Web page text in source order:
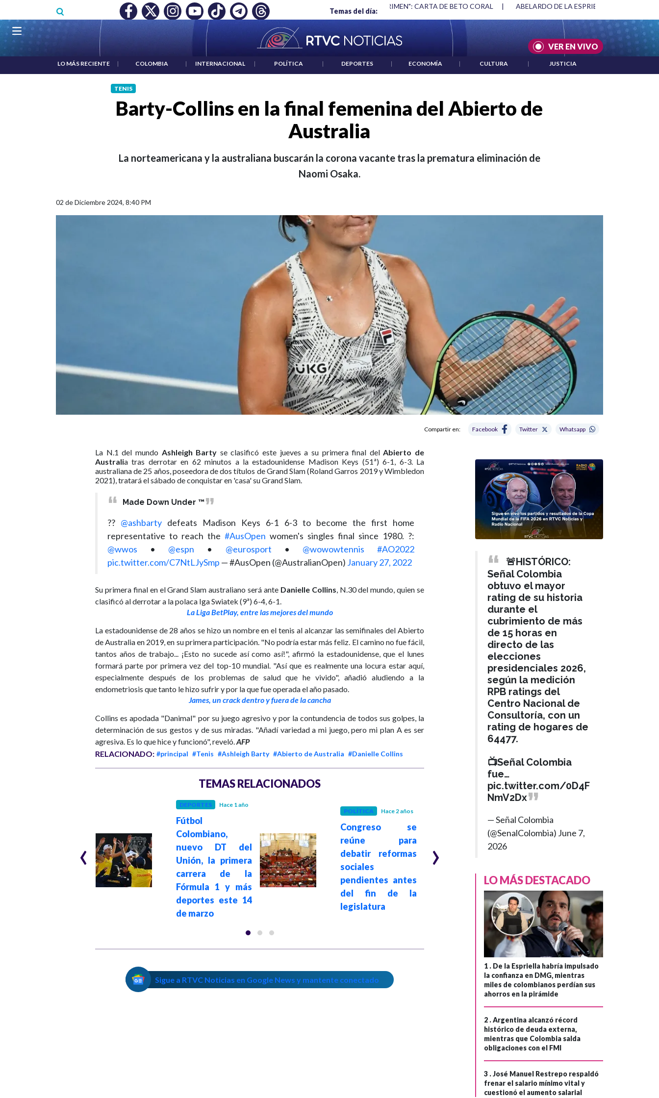
Temas del día:
RECONOCIMIENTO A RTVC SALARIO MÍNIMO NO DESTRUYÓ EMPLEO: JP MORGAN "HABLAR NO ES UN CRIMEN": CARTA DE BETO CORAL | ABELARDO DE LA ESPRIELLA Y DMG
VER EN VIVO
Navegación principal
LO MÁS RECIENTE | COLOMBIA | INTERNACIONAL | POLÍTICA | DEPORTES | ECONOMÍA | CULTURA | JUSTICIA
TENIS
Barty-Collins en la final femenina del Abierto de
Australia
La norteamericana y la australiana buscarán la corona vacante tras la prematura eliminación de
Naomi Osaka.
02 de Diciembre 2024, 8:40 PM
Compartir en: Facebook Twitter Whatsapp
La N.1 del mundo Ashleigh Barty se clasificó este jueves a su primera final delAbierto de
Australia tras derrotar en 62 minutos a la estadounidense Madison Keys (51ª) 6-1, 6-3. La
australiana de 25 años, poseedora de dos títulos de Grand Slam (Roland Garros 2019 y Wimbledon
2021), tratará el sábado de conquistar en 'casa' su Grand Slam.
Made Down Under ™️
?? @ashbarty defeats Madison Keys 6-1 6-3 to become the first home
representative to reach the #AusOpen women's singles final since 1980. ?:
@wwos • @espn • @eurosport • @wowowtennis
#AO2022
pic.twitter.com/C7NtLJySmp — #AusOpen (@AustralianOpen) January 27, 2022
Su primera final en el Grand Slam australiano será ante Danielle Collins , N.30 del mundo, quien se
clasificó al derrotar a la polaca Iga Swiatek (9ª) 6-4, 6-1.
La Liga BetPlay, entre las mejores del mundo
La estadounidense de 28 años se hizo un nombre en el tenis al alcanzar las semifinales del Abierto
de Australia en 2019, en su primera participación. "No podría estar más feliz. El camino no fue fácil,
tantos años de trabajo... ¡Esto no sucede así como así!", afirmó la estadounidense, que el lunes
formará parte por primera vez del top-10 mundial. "Así que es realmente una locura estar aquí,
especialmente después de los problemas de salud que he vivido", añadió aludiendo a la
endometriosis que tanto le hizo sufrir y por la que fue operada el año pasado.
James, un crack dentro y fuera de la cancha
Collins es apodada "Danimal" por su juego agresivo y por la contundencia de todos sus golpes, la
determinación de sus gestos y de sus miradas. "Añadí variedad a mi juego, pero mi plan A es ser
agresiva. Es lo que hice y funcionó", reveló. AFP
RELACIONADO: #principal #Tenis #Ashleigh Barty #Abierto de Australia #Danielle Collins
TEMAS RELACIONADOS
40% de un salario
DEPORTES Hace 1 año
Fútbol
Colombiano,
nuevo DT del
Unión, la primera
carrera de la
Fórmula 1 y más
deportes este 14
de marzo
POLÍTICA Hace 2 años
Congreso se
reúne para
debatir reformas
sociales
pendientes antes
del fin de la
legislatura
Hace 2 años
Tribunal de
Cundinamarca
presidente Petro
por caso de las
basuras en
Bogotá
‹ ›
Sigue a RTVC Noticias en Google News y mantente conectado
🚨HISTÓRICO:
Señal Colombia
obtuvo el mayor
rating de su historia
durante el
cubrimiento de más
de 15 horas en
directo de las
elecciones
presidenciales 2026,
según la medición
RPB ratings del
Centro Nacional de
Consultoría, con un
rating de hogares de
64477.
📺Señal Colombia
fue…
pic.twitter.com/0D4F
NmV2Dx
— Señal Colombia
(@SenalColombia) June 7,
2026
LO MÁS DESTACADO
1 . De la Espriella habría impulsado
la confianza en DMG, mientras
miles de colombianos perdían sus
ahorros en la pirámide
2 .Argentina alcanzó récord
histórico de deuda externa,
mientras que Colombia salda
obligaciones con el FMI
3 .José Manuel Restrepo respaldó
frenar el salario mínimo vital y
cuestionó el aumento salarial